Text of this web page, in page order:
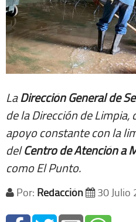
LaDirección General de
de la Dirección de
apoyo constante con la
delCentro de Atención a
como El Punto.
Por: Redacción 30 Julio